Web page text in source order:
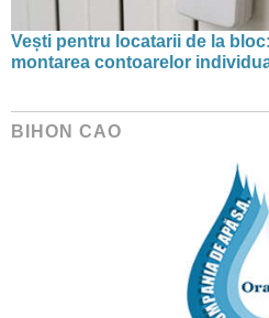
Vești pentru locatarii de la
montarea contoarelor
BIHON CAO